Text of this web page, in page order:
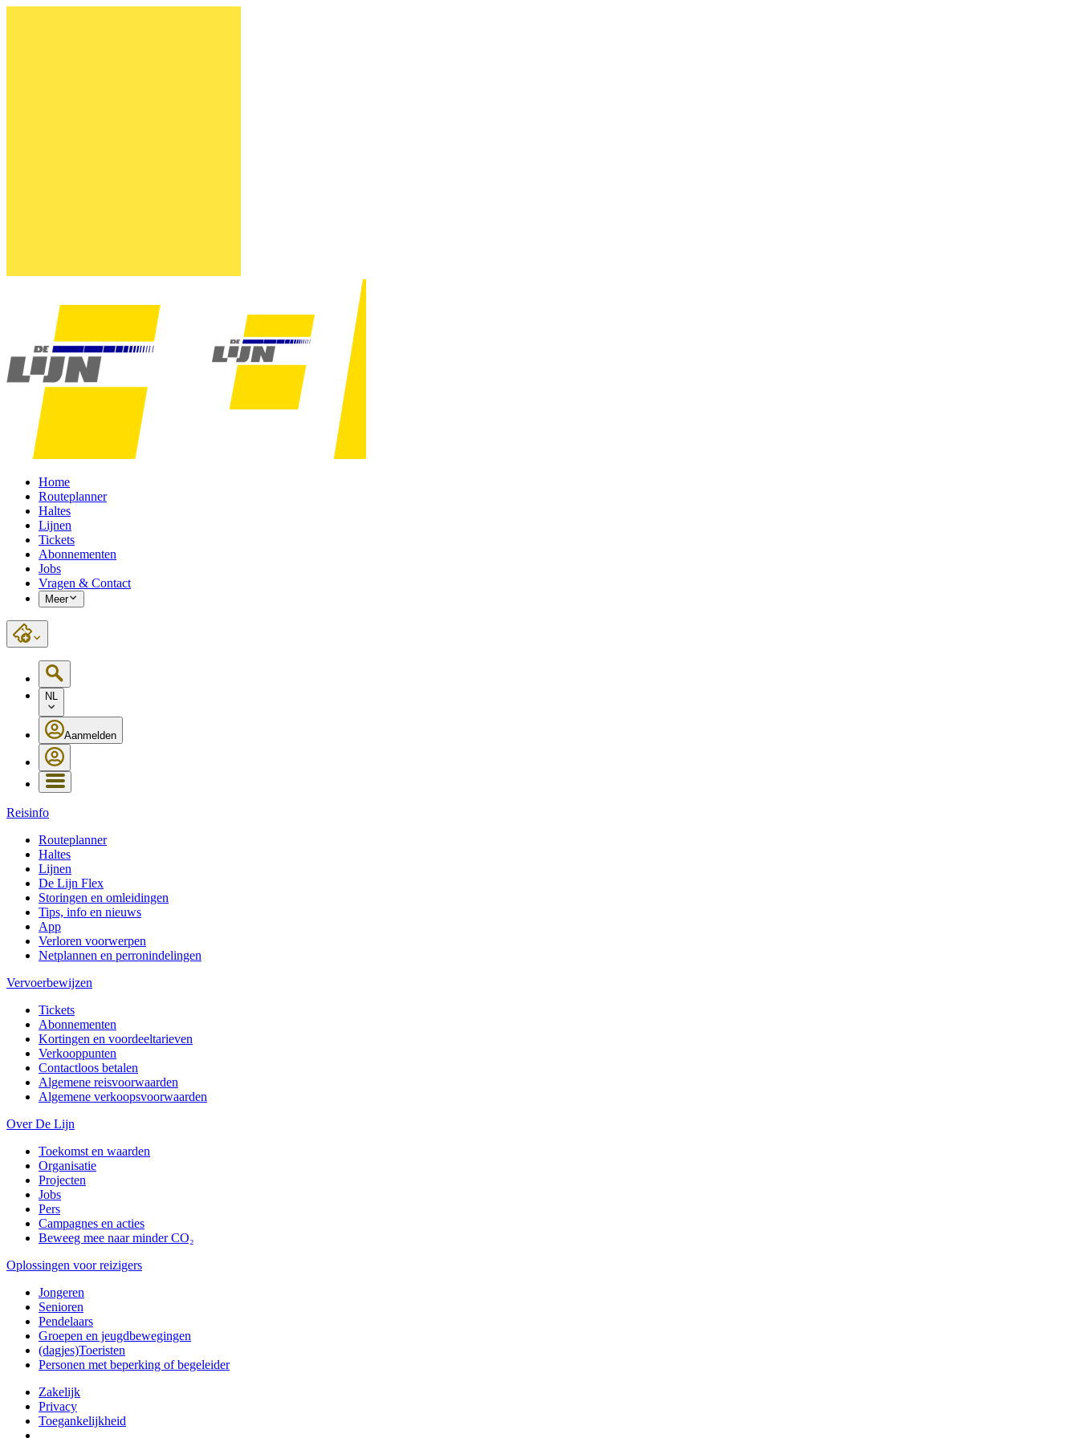
Home
Routeplanner
Haltes
Lijnen
Tickets
Abonnementen
Jobs
Vragen & Contact
Meer
NL
Aanmelden
Reisinfo
Routeplanner
Haltes
Lijnen
De Lijn Flex
Storingen en omleidingen
Tips, info en nieuws
App
Verloren voorwerpen
Netplannen en perronindelingen
Vervoerbewijzen
Tickets
Abonnementen
Kortingen en voordeeltarieven
Verkooppunten
Contactloos betalen
Algemene reisvoorwaarden
Algemene verkoopsvoorwaarden
Over De Lijn
Toekomst en waarden
Organisatie
Projecten
Jobs
Pers
Campagnes en acties
Beweeg mee naar minder CO₂
Oplossingen voor reizigers
Jongeren
Senioren
Pendelaars
Groepen en jeugdbewegingen
(dagjes)Toeristen
Personen met beperking of begeleider
Zakelijk
Privacy
Toegankelijkheid